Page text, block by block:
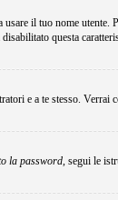
il tuo nome
questa
e a te stesso. Verrai
la password, segui le